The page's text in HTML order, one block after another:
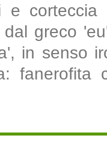
e
greco
in senso
fanerofita